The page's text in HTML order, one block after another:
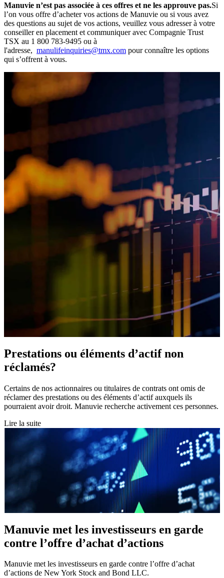
Manuvie n’est pas associée à ces offres et ne les approuve pas.Si
l’on vous offre d’acheter vos actions de Manuvie ou si vous avez
des questions au sujet de vos actions, veuillez vous adresser à votre
conseiller en placement et communiquer avec Compagnie Trust
TSX au 1 800 783-9495 ou à
l'adresse, manulifeinquiries@tmx.com pour connaître les options
qui s’offrent à vous.
Prestations ou éléments d’actif non
réclamés?
Certains de nos actionnaires ou titulaires de contrats ont omis de
réclamer des prestations ou des éléments d’actif auxquels ils
pourraient avoir droit. Manuvie recherche activement ces personnes.
Lire la suite
Manuvie met les investisseurs en garde
contre l’offre d’achat d’actions
Manuvie met les investisseurs en garde contre l’offre d’achat
d’actions de New York Stock and Bond LLC.